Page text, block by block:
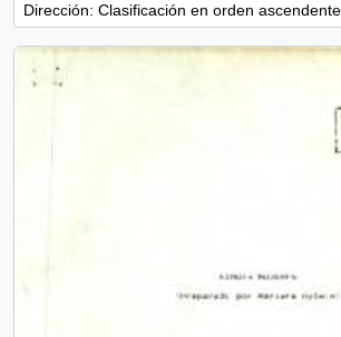
Dirección: Clasificación en orden ascendente